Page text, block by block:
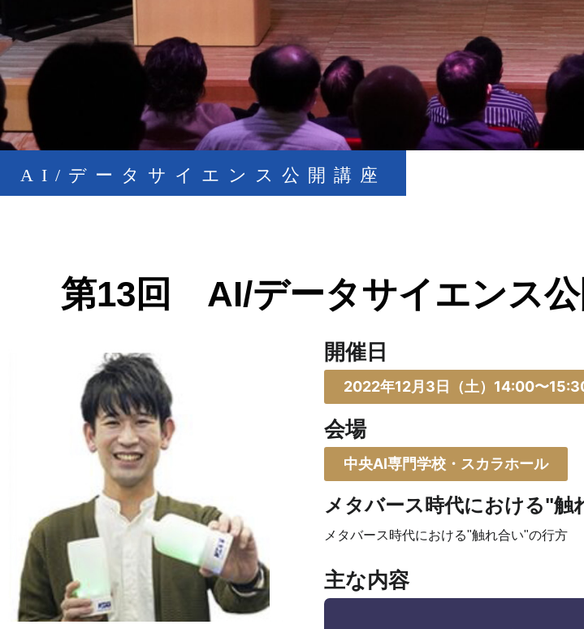
AI/データサイエンス公開講座
第13回 AI/データサイエンス公
開催日
2022年12月3日（土）14:00〜
会場
中央AI専門学校・スカラホール
メタバース時代における"触
メタバース時代における"触れ合い"の行方
主な内容